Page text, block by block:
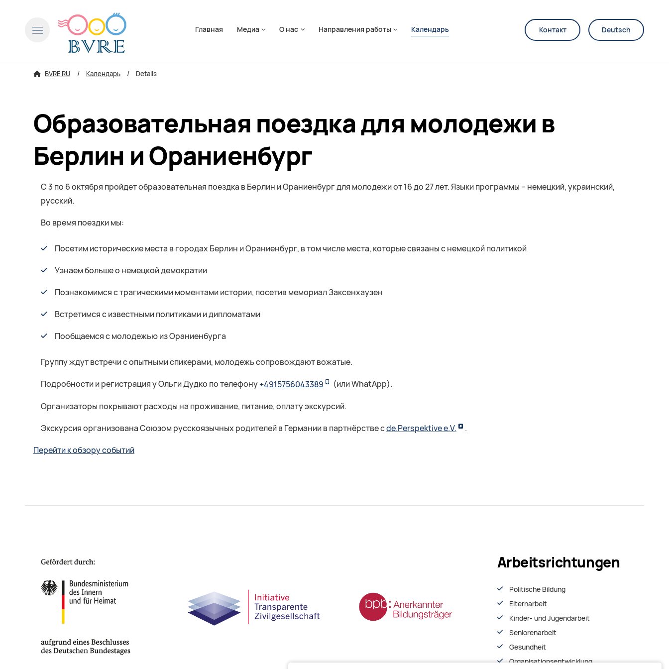
Главная
Медиа О нас Направления работы Календарь Контакт Deutsch
BVRE RU Календарь Details
Образовательная поездка для молодежи в
Берлин и Ораниенбург
С 3 по 6 октября пройдет образовательная поездка в Берлин и Ораниенбург для молодежи от 16 до 27 лет. Языки программы – немецкий, украинский,
русский.
Во время поездки мы:
Посетим исторические места в городах Берлин и Ораниенбург, в том числе места, которые связаны с немецкой политикой
Узнаем больше о немецкой демократии
Познакомимся с трагическими моментами истории, посетив мемориал Заксенхаузен
Встретимся с известными политиками и дипломатами
Пообщаемся с молодежью из Ораниенбурга
Группу ждут встречи с опытными спикерами, молодежь сопровождают вожатые.
Подробности и регистрация у Ольги Дудко по телефону+4915756043389 (или WhatApp).
Организаторы покрывают расходы на проживание, питание, оплату экскурсий.
Экскурсия организована Союзом русскоязычных родителей в Германии в партнёрстве сde.Perspektive e.V. .
Перейти к обзору событий
Arbeitsrichtungen
Politische Bildung
Elternarbeit
Kinder- und Jugendarbeit
Seniorenarbeit
Gesundheit
Organisationsentwiсklung